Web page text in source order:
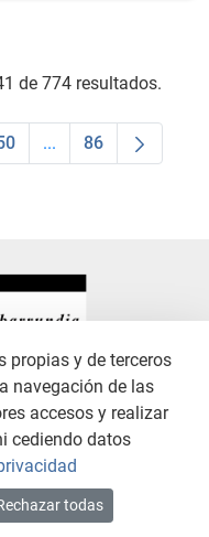
de 774 resultados.
Use TAB para
Página
...PáginasPágina
86
LEGAL
DE PRIVACIDAD
los derechos reservados.
propias y de terceros
navegación de las
accesos y realizar
cediendo datos
todas